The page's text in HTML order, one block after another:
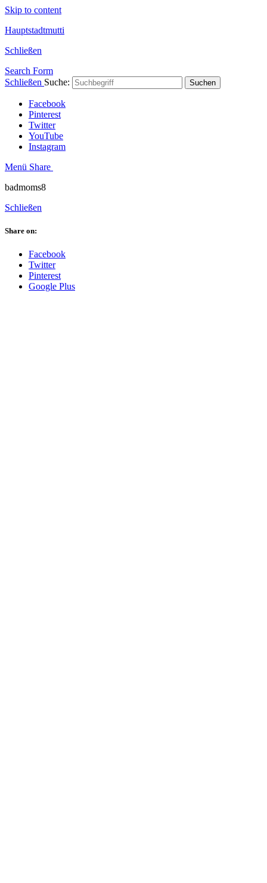
Skip to content
Hauptstadtmutti
Schließen
Search Form
Schließen Suche: Suchen
Facebook
Pinterest
Twitter
YouTube
Instagram
Menü Share
badmoms8
Schließen
Share on:
Facebook
Twitter
Pinterest
Google Plus